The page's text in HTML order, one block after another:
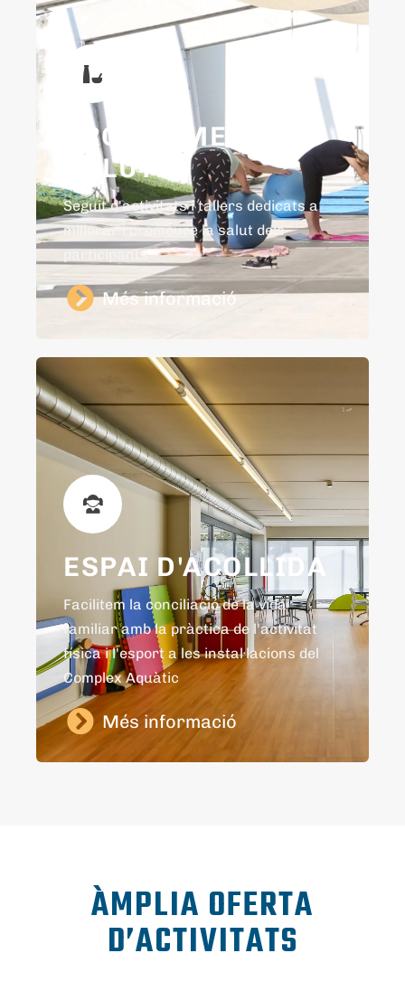
PROGRAMES DE
SALUT
Seguit d'activitats i tallers dedicats a
millorar i promoure la salut dels
participants
Més informació
ESPAI D'ACOLLIDA
Facilitem la conciliació de la vida
familiar amb la pràctica de l'activitat
física i l'esport a les instal·lacions del
Complex Aquàtic
Més informació
ÀMPLIA OFERTA
D’ACTIVITATS